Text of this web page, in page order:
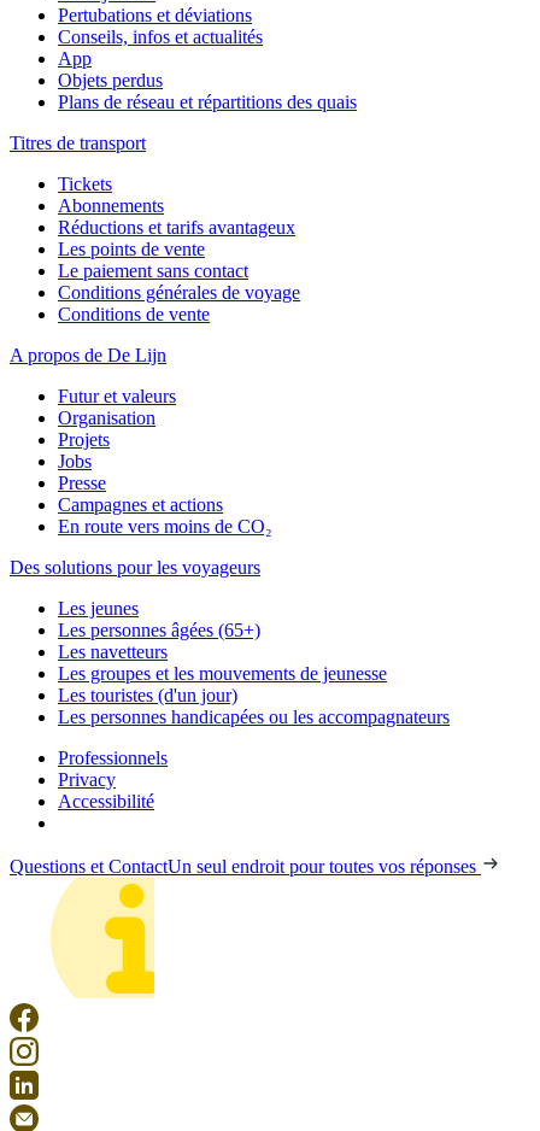
Pertubations et déviations
Conseils, infos et actualités
App
Objets perdus
Plans de réseau et répartitions des quais
Titres de transport
Tickets
Abonnements
Réductions et tarifs avantageux
Les points de vente
Le paiement sans contact
Conditions générales de voyage
Conditions de vente
A propos de De Lijn
Futur et valeurs
Organisation
Projets
Jobs
Presse
Campagnes et actions
En route vers moins de CO₂
Des solutions pour les voyageurs
Les jeunes
Les personnes âgées (65+)
Les navetteurs
Les groupes et les mouvements de jeunesse
Les touristes (d'un jour)
Les personnes handicapées ou les accompagnateurs
Professionnels
Privacy
Accessibilité
Questions et ContactUn seul endroit pour toutes vos réponses